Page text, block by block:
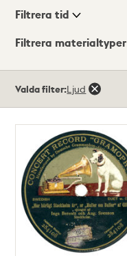
Visningsläge
Filtrera tid
Filtrera materialtyper
träffar
Valda filter:Ljud